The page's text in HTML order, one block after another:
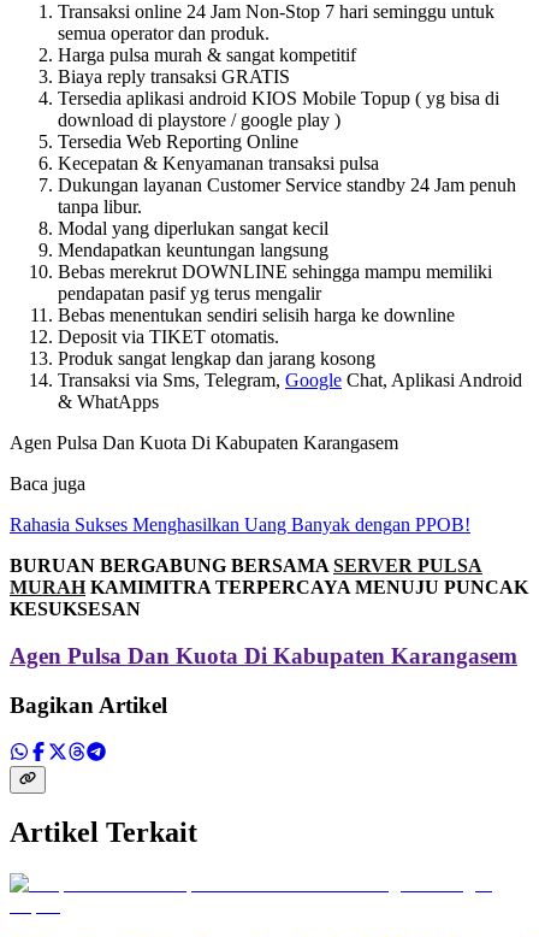
Transaksi online 24 Jam Non-Stop 7 hari seminggu untuk
semua operator dan produk.
Harga pulsa murah & sangat kompetitif
Biaya reply transaksi GRATIS
Tersedia aplikasi android KIOS Mobile Topup ( yg bisa di
download di playstore / google play )
Tersedia Web Reporting Online
Kecepatan & Kenyamanan transaksi pulsa
Dukungan layanan Customer Service standby 24 Jam penuh
tanpa libur.
Modal yang diperlukan sangat kecil
Mendapatkan keuntungan langsung
Bebas merekrut DOWNLINE sehingga mampu memiliki
pendapatan pasif yg terus mengalir
Bebas menentukan sendiri selisih harga ke downline
Deposit via TIKET otomatis.
Produk sangat lengkap dan jarang kosong
Transaksi via Sms, Telegram, Google Chat, Aplikasi Android
& WhatApps
Agen Pulsa Dan Kuota Di Kabupaten Karangasem
Baca juga
Rahasia Sukses Menghasilkan Uang Banyak dengan PPOB!
BURUAN BERGABUNG BERSAMA SERVER PULSA
MURAHKAMIMITRA TERPERCAYA MENUJU PUNCAK
KESUKSESAN
Agen Pulsa Dan Kuota Di Kabupaten Karangasem
Bagikan Artikel
Artikel Terkait